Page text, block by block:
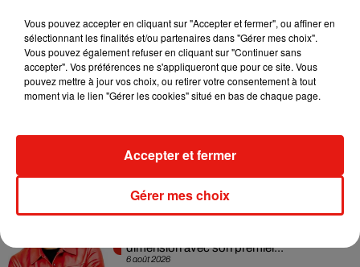
7 août 2026
RÜFÜS DU SOL annonce un nouvel
album après sa tournée mondiale
7 août 2026
6 août 2026
dimension avec son premier...
Vous pouvez accepter en cliquant sur "Accepter et fermer", ou affiner en
sélectionnant les finalités et/ou partenaires dans "Gérer mes choix".
Vous pouvez également refuser en cliquant sur "Continuer sans
accepter". Vos préférences ne s'appliqueront que pour ce site. Vous
pouvez mettre à jour vos choix, ou retirer votre consentement à tout
moment via le lien "Gérer les cookies" situé en bas de chaque page.
Gérer mes choix
Accepter et fermer